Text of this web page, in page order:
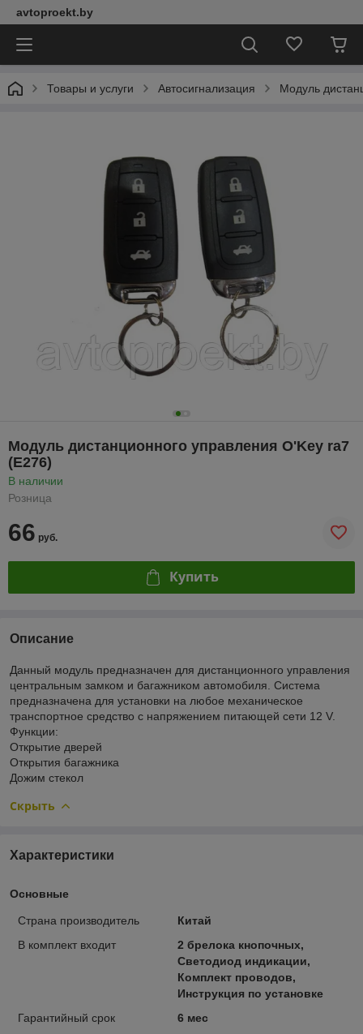
avtoproekt.by
Товары и услуги Автосигнализация Модуль
Модуль дистанционного управления O'Key ra7
(E276)
В наличии
Розница
66 руб.
Купить
Описание
Данный модуль предназначен для дистанционного управления
центральным замком и багажником автомобиля. Система
предназначена для установки на любое механическое
транспортное средство с напряжением питающей сети 12 V.
Функции:
Открытие дверей
Открытия багажника
Дожим стекол
Скрыть
Характеристики
Основные
Страна производитель
Китай
В комплект входит
2 брелока кнопочных,
Светодиод индикации,
Комплект проводов,
Инструкция по установке
Гарантийный срок
6 мес